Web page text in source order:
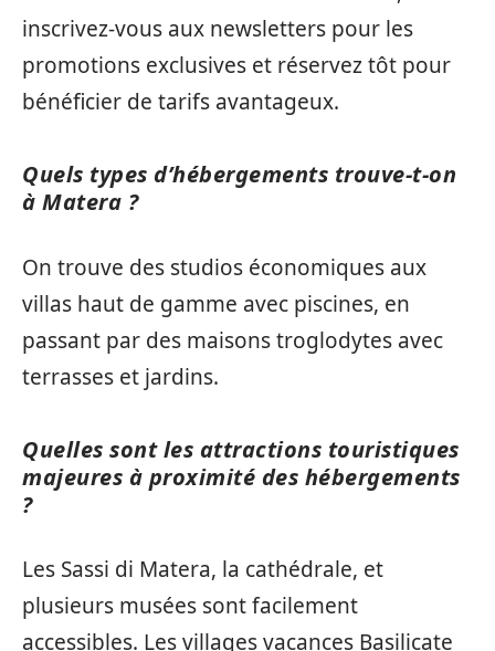
inscrivez-vous aux newsletters pour les
promotions exclusives et réservez tôt pour
bénéficier de tarifs avantageux.
Quels types d’hébergements trouve-t-on
à Matera ?
On trouve des studios économiques aux
villas haut de gamme avec piscines, en
passant par des maisons troglodytes avec
terrasses et jardins.
Quelles sont les attractions touristiques
majeures à proximité des hébergements
?
Les Sassi di Matera, la cathédrale, et
plusieurs musées sont facilement
accessibles. Les villages vacances Basilicate